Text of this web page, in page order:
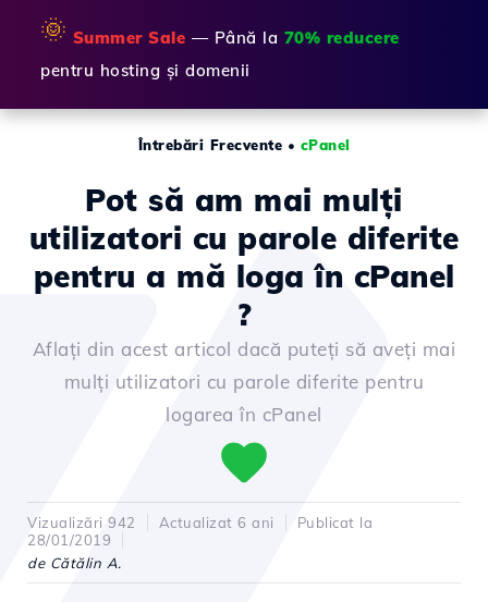
🌞 Summer Sale — Până la 70% reducere
pentru hosting și domenii
Întrebări Frecvente • cPanel
Pot să am mai mulți
utilizatori cu parole diferite
pentru a mă loga în cPanel
?
Aflați din acest articol dacă puteți să aveți mai
mulți utilizatori cu parole diferite pentru
logarea în cPanel
Vizualizări 942 Actualizat 6 ani
Publicat la
28/01/2019
de Cătălin A.